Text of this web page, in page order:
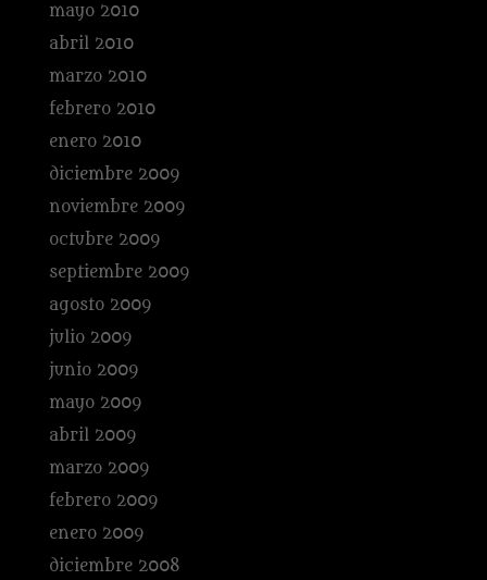
mayo 2010
abril 2010
marzo 2010
febrero 2010
enero 2010
diciembre 2009
noviembre 2009
octubre 2009
septiembre 2009
agosto 2009
julio 2009
junio 2009
mayo 2009
abril 2009
marzo 2009
febrero 2009
enero 2009
diciembre 2008